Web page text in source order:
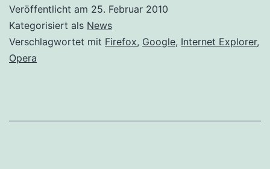
Veröffentlicht am 25. Februar 2010
Kategorisiert als News
Verschlagwortet mit Firefox, Google, Internet Explorer,
Opera